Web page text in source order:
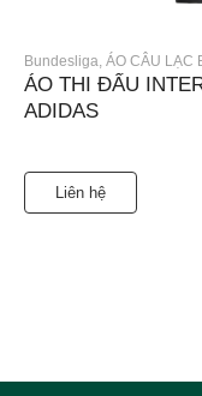
Bundesliga, ÁO CÂU LẠC
ÁO THI ĐẤU
ADIDAS
Liên hệ